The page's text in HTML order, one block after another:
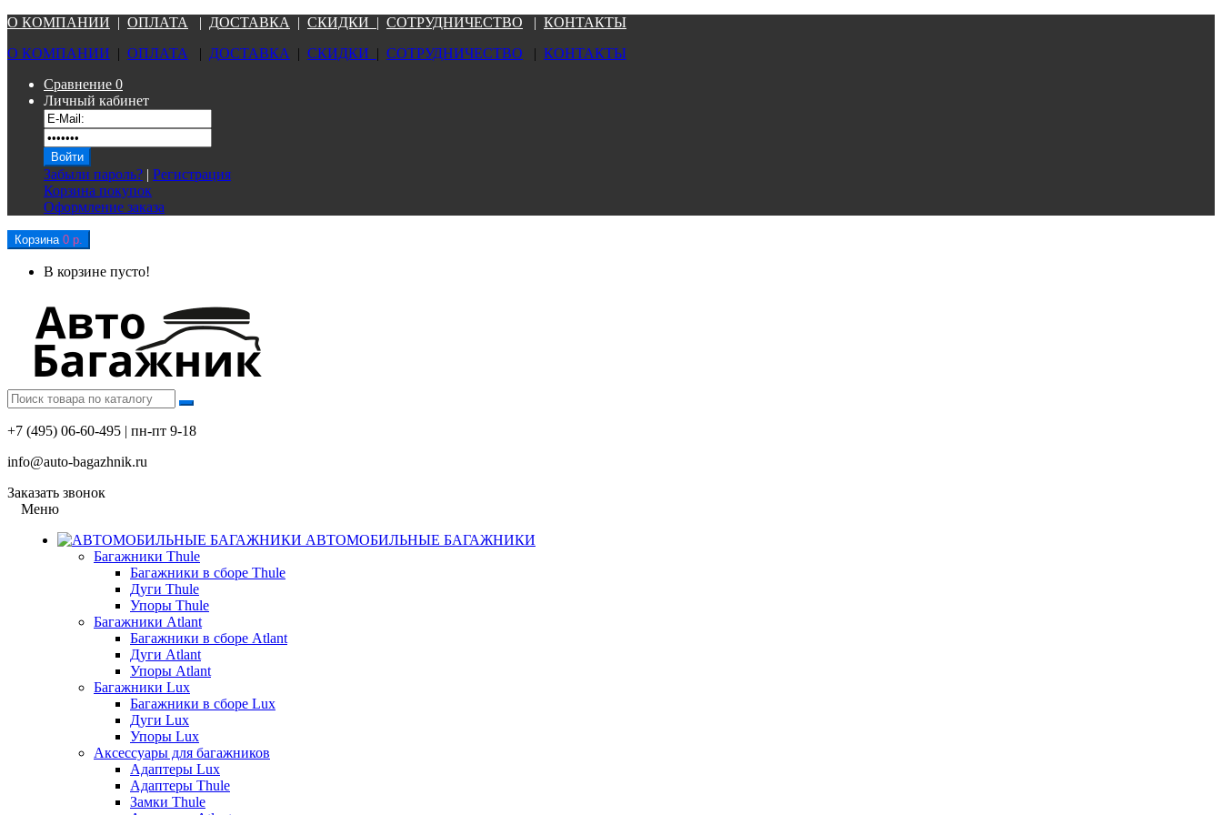
О КОМПАНИИ | ОПЛАТА | ДОСТАВКА | СКИДКИ | СОТРУДНИЧЕСТВО | КОНТАКТЫ
О КОМПАНИИ | ОПЛАТА | ДОСТАВКА | СКИДКИ | СОТРУДНИЧЕСТВО | КОНТАКТЫ
Сравнение 0
Личный кабинет
Забыли пароль? | Регистрация
Корзина покупок
Оформление заказа
Корзина 0 р.
В корзине пусто!
+7 (495) 06-60-495 | пн-пт 9-18
info@auto-bagazhnik.ru
Заказать звонок
Меню
АВТОМОБИЛЬНЫЕ БАГАЖНИКИ
Багажники Thule
Багажники в сборе Thule
Дуги Thule
Упоры Thule
Багажники Atlant
Багажники в сборе Atlant
Дуги Atlant
Упоры Atlant
Багажники Lux
Багажники в сборе Lux
Дуги Lux
Упоры Lux
Аксессуары для багажников
Адаптеры Lux
Адаптеры Thule
Замки Thule